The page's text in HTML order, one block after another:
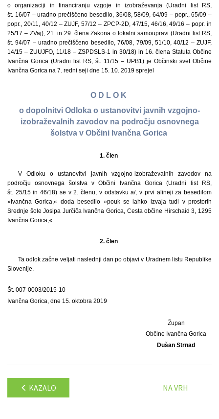
o organizaciji in financiranju vzgoje in izobraževanja (Uradni list RS,
št. 16/07 – uradno prečiščeno besedilo, 36/08, 58/09, 64/09 – popr., 65/09 –
popr., 20/11, 40/12 – ZUJF, 57/12 – ZPCP-2D, 47/15, 46/16, 49/16 – popr. in
25/17 – ZVaj), 21. in 29. člena Zakona o lokalni samoupravi (Uradni list RS,
št. 94/07 – uradno prečiščeno besedilo, 76/08, 79/09, 51/10, 40/12 – ZUJF,
14/15 – ZUUJFO, 11/18 – ZSPDSLS-1 in 30/18) in 16. člena Statuta Občine
Ivančna Gorica (Uradni list RS, št. 11/15 – UPB1) je Občinski svet Občine
Ivančna Gorica na 7. redni seji dne 15. 10. 2019 sprejel
O D L O K
o dopolnitvi Odloka o ustanovitvi javnih vzgojno-
izobraževalnih zavodov na področju osnovnega
šolstva v Občini Ivančna Gorica
1. člen
V Odloku o ustanovitvi javnih vzgojno-izobraževalnih zavodov na
področju osnovnega šolstva v Občini Ivančna Gorica (Uradni list RS,
št. 25/15 in 46/18) se v 2. členu, v odstavku a/, v prvi alineji za besedilom
»Ivančna Gorica,« doda besedilo »pouk se lahko izvaja tudi v prostorih
Srednje šole Josipa Jurčiča Ivančna Gorica, Cesta občine Hirschaid 3, 1295
Ivančna Gorica,«.
2. člen
Ta odlok začne veljati naslednji dan po objavi v Uradnem listu Republike
Slovenije.
Št. 007-0003/2015-10
Ivančna Gorica, dne 15. oktobra 2019
Župan
Občine Ivančna Gorica
Dušan Strnad
KAZALO NA VRH